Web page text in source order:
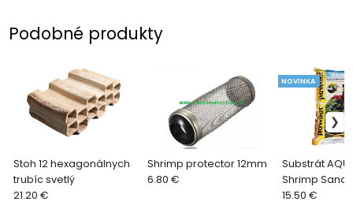
Podobné produkty
Stoh 12 hexagonálnych
trubíc svetlý
21.20 €
Shrimp protector 12mm
6.80 €
Substrát
Shrimp Sand
Powder -
NOVINKA
15.50 €